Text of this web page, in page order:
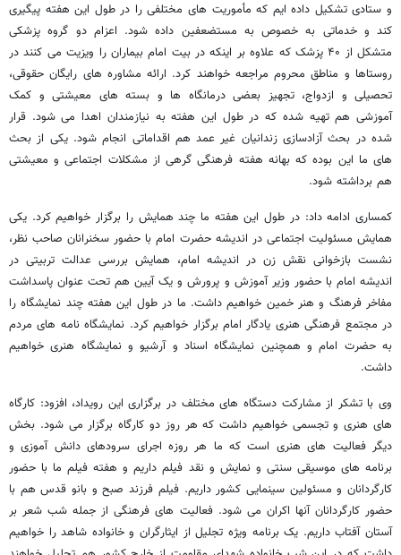
و ستادی تشکیل داده ایم که مأموریت های مختلفی را در طول این هفته پیگیری
کند و خدماتی به خصوص به مستضعفین داده شود. اعزام دو گروه پزشکی
متشکل از ۴۰ پزشک که علاوه بر اینکه در بیت امام بیماران را ویزیت می کنند در
روستاها و مناطق محروم مراجعه خواهند کرد. ارائه مشاوره های رایگان حقوقی،
تحصیلی و ازدواج، تجهیز بعضی درمانگاه ها و بسته های معیشتی و کمک
آموزشی هم تهیه شده که در طول این هفته به نیازمندان اهدا می شود. قرار
شده در بحث آزادسازی زندانیان غیر عمد هم اقداماتی انجام شود. یکی از بحث
های ما این بوده که بهانه هفته فرهنگی گرهی از مشکلات اجتماعی و معیشتی
هم برداشته شود.
کمساری ادامه داد: در طول این هفته ما چند همایش را برگزار خواهیم کرد. یکی
همایش مسئولیت اجتماعی در اندیشه حضرت امام با حضور سخنرانان صاحب نظر،
نشست بازخوانی نقش زن در اندیشه امام، همایش بررسی عدالت تربیتی در
اندیشه امام با حضور وزیر آموزش و پرورش و یک آیین هم تحت عنوان پاسداشت
مفاخر فرهنگ و هنر خمین خواهیم داشت. ما در طول این هفته چند نمایشگاه را
در مجتمع فرهنگی هنری یادگار امام برگزار خواهیم کرد. نمایشگاه نامه های مردم
به حضرت امام و همچنین نمایشگاه اسناد و آرشیو و نمایشگاه هنری خواهیم
داشت.
وی با تشکر از مشارکت دستگاه های مختلف در برگزاری این رویداد، افزود: کارگاه
های هنری و تجسمی خواهیم داشت که هر روز دو کارگاه برگزار می شود. بخش
دیگر فعالیت های هنری است که ما هر روزه اجرای سرودهای دانش آموزی و
برنامه های موسیقی سنتی و نمایش و نقد فیلم داریم و هفته فیلم ما با حضور
کارگردانان و مسئولین سینمایی کشور داریم. فیلم فرزند صبح و بانو قدس هم با
حضور کارگردانان آنها اکران می شود. فعالیت های فرهنگی از جمله شب شعر بر
آستان آفتاب داریم. یک برنامه ویژه تجلیل از ایثارگران و خانواده شاهد را خواهیم